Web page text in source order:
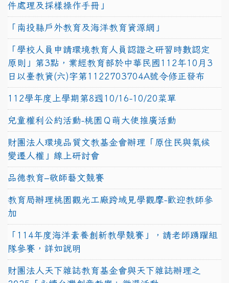
件處理及採樣操作手冊」
「南投縣戶外教育及海洋教育資源網」
「學校人員申請環境教育人員認證之研習時數認定
原則」第3點，業經教育部於中華民國112年10月3
日以臺教資(六)字第1122703704A號令修正發布
112學年度上學期第8週10/16-10/20菜單
兒童權利公約活動-桃園Ｑ萌大使推廣活動
財團法人環境品質文教基金會辦理「原住民與氣候
變遷人權」線上研討會
品德教育–敬師藝文競賽
教育局辦理桃園觀光工廠跨域見學觀摩-歡迎教師參
加
「114年度海洋素養創新教學競賽」，請老師踴躍組
隊參賽，詳如說明
財團法人天下雜誌教育基金會與天下雜誌辦理之